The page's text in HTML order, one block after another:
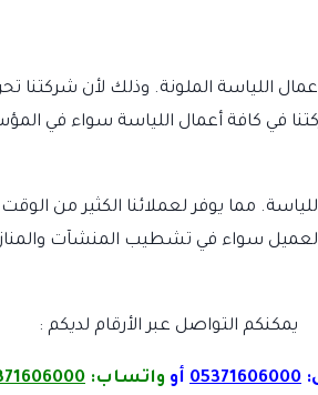
اللياسة الملونة. وذلك لأن شركتنا
في كافة أعمال اللياسة سواء في
مما يوفر لعملائنا الكثير من
سواء في تشطيب المنشآت
يمكنكم التواصل عبر الأرقام لديكم :
05371606000 أو واتساب: